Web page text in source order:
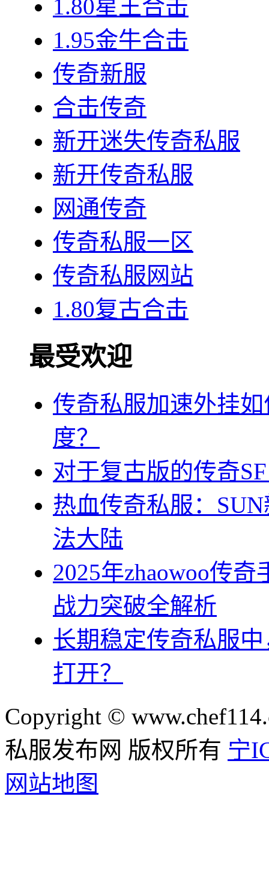
1.80星王合击
1.95金牛合击
传奇新服
合击传奇
新开迷失传奇私服
新开传奇私服
网通传奇
传奇私服一区
传奇私服网站
1.80复古合击
最受欢迎
传奇私服加速外挂
度？
对于复古版的传奇
热血传奇私服：
法大陆
2025年zhaowoo传
战力突破全解析
长期稳定传奇私服
打开？
Copyright ©
私服发布网 版权所有 宁
网站地图